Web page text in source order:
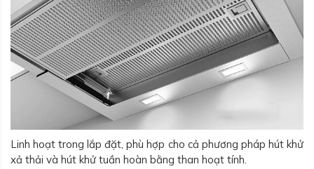
Linh hoạt trong lắp đặt, phù hợp cho cả phương pháp hút khử
xả thải và hút khử tuần hoàn bằng than hoạt tính.